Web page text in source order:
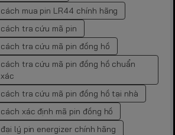
cách mua pin LR44 chính hãng
cách tra cứu mã pin
cách tra cứu mã pin đồng hồ
cách tra cứu mã pin đồng hồ chuẩn
xác
cách tra cứu mã pin đồng hồ tại nhà
cách xác định mã pin đồng hồ
đại lý pin energizer chính hãng